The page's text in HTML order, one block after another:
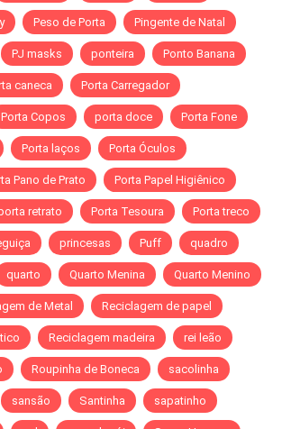
Peso de Porta Pingente de Natal
PJ masks ponteira Ponto Banana
caneca Porta Carregador
Porta Copos porta doce Porta Fone
Porta laços Porta Óculos
Pano de Prato Porta Papel Higiênico
retrato Porta Tesoura Porta treco
princesas Puff quadro
quarto Quarto Menina Quarto Menino
de Metal Reciclagem de papel
Reciclagem madeira rei leão
Roupinha de Boneca sacolinha
sansão Santinha sapatinho